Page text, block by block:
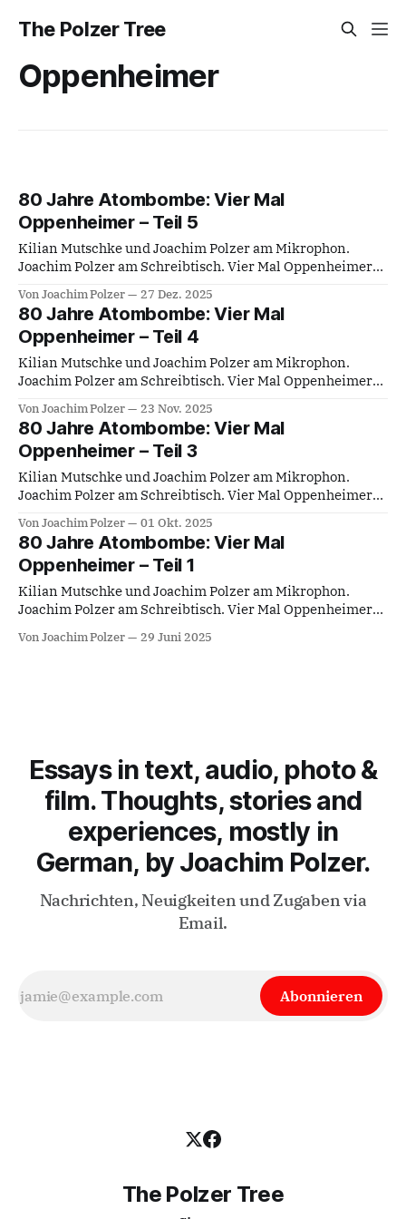
The Polzer Tree
Oppenheimer
80 Jahre Atombombe: Vier Mal
Oppenheimer – Teil 5
Kilian Mutschke und Joachim Polzer am Mikrophon.
Joachim Polzer am Schreibtisch. Vier Mal Oppenheimer
Christopher Nolan Hauptdarsteller: Cillian Murphy, Emily
Blunt, Matt Damon, Robert Downey Jr. 80 Jahre
Atombombe. Nachfolgend der fünfte Teil des Transkipts
der Episode 41 vom 25. Juni
Von Joachim Polzer 27 Dez. 2025
80 Jahre Atombombe: Vier Mal
Oppenheimer – Teil 4
Kilian Mutschke und Joachim Polzer am Mikrophon.
Joachim Polzer am Schreibtisch. Vier Mal Oppenheimer
HR, BRD 1964) Regie: Gerhard Klingenberg
Hauptdarsteller: Charles Regnier, Friedrich Joloff,
Siegfried Wischenwski, Konrad Georg, Kaspar
Brüninghaus, Herbert S. Marks, Alexander Kerst; nach
dem Theaterstück von Heiner
Von Joachim Polzer 23 Nov. 2025
80 Jahre Atombombe: Vier Mal
Oppenheimer – Teil 3
Kilian Mutschke und Joachim Polzer am Mikrophon.
Joachim Polzer am Schreibtisch. Vier Mal Oppenheimer
Episoden) Regie: Barry Davis Hauptdarsteller: Sam
Waterston, David Suchet, Kate Harper Musik: Carl Davis
80 Jahre Atombombe. Nachfolgend der dritte Teil des
Transkipts der Episode 41 vom
Von Joachim Polzer 01 Okt. 2025
80 Jahre Atombombe: Vier Mal
Oppenheimer – Teil 1
Kilian Mutschke und Joachim Polzer am Mikrophon.
Joachim Polzer am Schreibtisch. Vier Mal Oppenheimer
Jahren war das Radio des öffentlich-rechtlichen
Von Joachim Polzer 29 Juni 2025
Essays in text, audio, photo &
film. Thoughts, stories and
experiences, mostly in
German, by Joachim Polzer.
Nachrichten, Neuigkeiten und Zugaben via
Email.
Abonnieren
The Polzer Tree